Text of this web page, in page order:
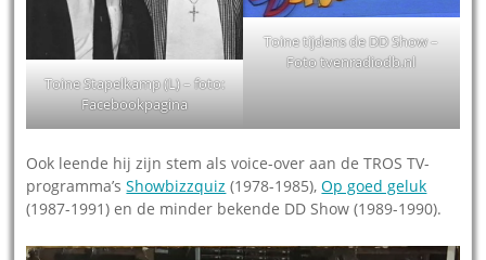
Toine Stapelkamp (L) – foto:
Facebookpagina
Toine tijdens de DD Show –
Foto tvenradiodb.nl
Ook leende hij zijn stem als voice-over aan de TROS TV-
programma’sShowbizzquiz (1978-1985),Op goed geluk
(1987-1991) en de minder bekende DD Show (1989-1990).